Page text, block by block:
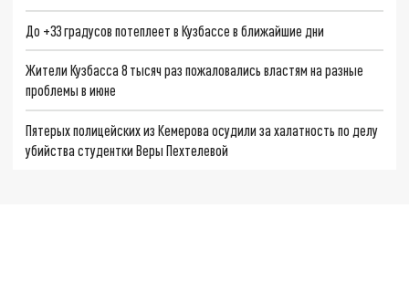
До +33 градусов потеплеет в Кузбассе в ближайшие дни
Жители Кузбасса 8 тысяч раз пожаловались властям на разные
проблемы в июне
Пятерых полицейских из Кемерова осудили за халатность по делу
убийства студентки Веры Пехтелевой